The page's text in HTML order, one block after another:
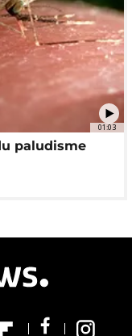
01:03
paludisme